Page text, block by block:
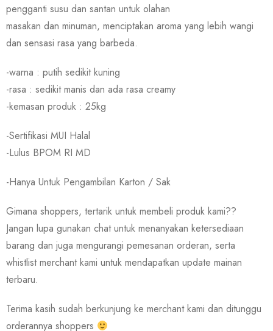
pengganti susu dan santan untuk olahan
masakan dan minuman, menciptakan aroma yang lebih wangi
dan sensasi rasa yang barbeda.
-warna : putih sedikit kuning
-rasa : sedikit manis dan ada rasa creamy
-kemasan produk : 25kg
-Sertifikasi MUI Halal
-Lulus BPOM RI MD
-Hanya Untuk Pengambilan Karton / Sak
Gimana shoppers, tertarik untuk membeli produk kami??
Jangan lupa gunakan chat untuk menanyakan ketersediaan
barang dan juga mengurangi pemesanan orderan, serta
whistlist merchant kami untuk mendapatkan update mainan
terbaru.
Terima kasih sudah berkunjung ke merchant kami dan ditunggu
orderannya shoppers